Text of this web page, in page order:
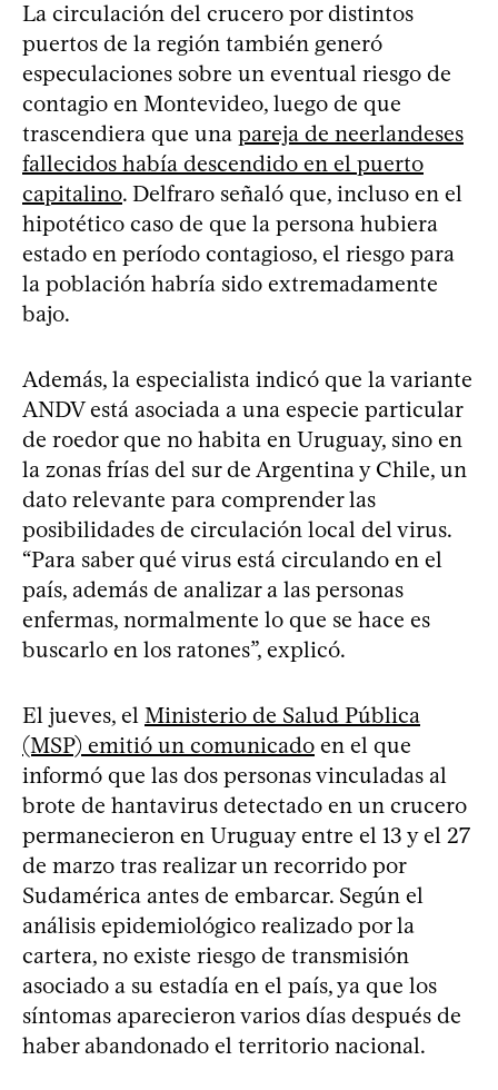
La circulación del crucero por distintos
puertos de la región también generó
especulaciones sobre un eventual riesgo de
contagio en Montevideo, luego de que
trascendiera que una pareja de neerlandeses
fallecidos había descendido en el puerto
capitalino. Delfraro señaló que, incluso en el
hipotético caso de que la persona hubiera
estado en período contagioso, el riesgo para
la población habría sido extremadamente
bajo.
Además, la especialista indicó que la variante
ANDV está asociada a una especie particular
de roedor que no habita en Uruguay, sino en
la zonas frías del sur de Argentina y Chile, un
dato relevante para comprender las
posibilidades de circulación local del virus.
“Para saber qué virus está circulando en el
país, además de analizar a las personas
enfermas, normalmente lo que se hace es
buscarlo en los ratones”, explicó.
El jueves, el Ministerio de Salud Pública
(MSP) emitió un comunicado en el que
informó que las dos personas vinculadas al
brote de hantavirus detectado en un crucero
permanecieron en Uruguay entre el 13 y el 27
de marzo tras realizar un recorrido por
Sudamérica antes de embarcar. Según el
análisis epidemiológico realizado por la
cartera, no existe riesgo de transmisión
asociado a su estadía en el país, ya que los
síntomas aparecieron varios días después de
haber abandonado el territorio nacional.